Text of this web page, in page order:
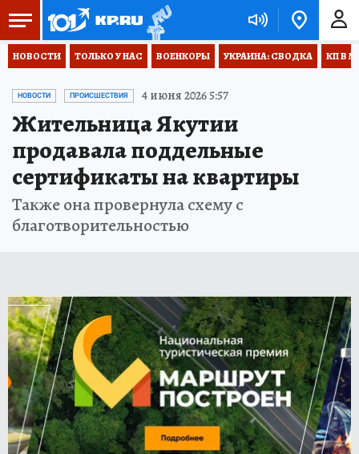
НОВОСТИ ТОЛЬКО У НАС ВОЕНКОРЫ УКРАИНА: СВОДКА КП В
НОВОСТИ ПРОИСШЕСТВИЯ 4 июня 2026 5:57
Жительница Якутии
продавала поддельные
сертификаты на квартиры
Также она провернула схему с
благотворительностью